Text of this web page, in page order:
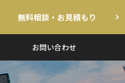
無料相談・お見積もり
お問い合わせ